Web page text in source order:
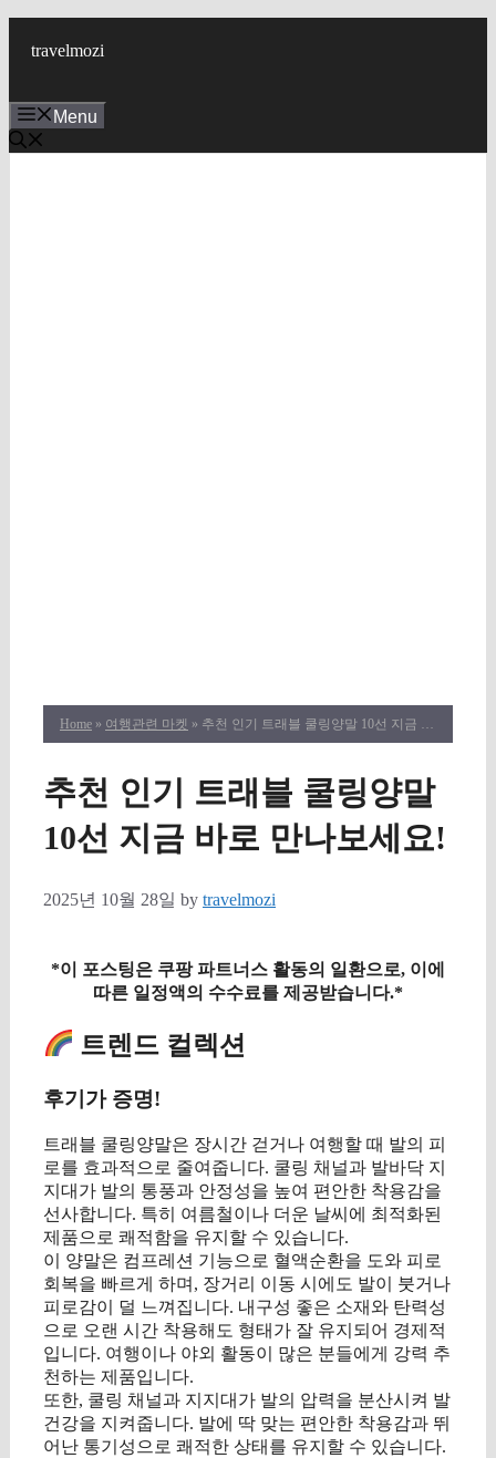
travelmozi
Menu
Home » 여행관련 마켓 » 추천 인기 트래블 쿨링양말 10선 지금 바로 만나보세요!
추천 인기 트래블 쿨링양말
10선 지금 바로 만나보세요!
2025년 10월 28일 by travelmozi
*이 포스팅은 쿠팡 파트너스 활동의 일환으로, 이에
따른 일정액의 수수료를 제공받습니다.*
트렌드 컬렉션
후기가 증명!
트래블 쿨링양말은 장시간 걷거나 여행할 때 발의 피
로를 효과적으로 줄여줍니다. 쿨링 채널과 발바닥 지
지대가 발의 통풍과 안정성을 높여 편안한 착용감을
선사합니다. 특히 여름철이나 더운 날씨에 최적화된
제품으로 쾌적함을 유지할 수 있습니다.
이 양말은 컴프레션 기능으로 혈액순환을 도와 피로
회복을 빠르게 하며, 장거리 이동 시에도 발이 붓거나
피로감이 덜 느껴집니다. 내구성 좋은 소재와 탄력성
으로 오랜 시간 착용해도 형태가 잘 유지되어 경제적
입니다. 여행이나 야외 활동이 많은 분들에게 강력 추
천하는 제품입니다.
또한, 쿨링 채널과 지지대가 발의 압력을 분산시켜 발
건강을 지켜줍니다. 발에 딱 맞는 편안한 착용감과 뛰
어난 통기성으로 쾌적한 상태를 유지할 수 있습니다.